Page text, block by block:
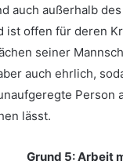
auch außerhalb
ist offen für deren
seiner
auch ehrlich,
lässt.
Grund 5: Arbeit